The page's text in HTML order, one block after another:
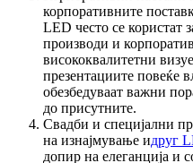
корпоративните
LED често се користат
производи и
висококвалитетни
презентациите повеќе
обезбедуваат важни
до присутните.
Свадби и специјални
на изнајмување идруг
допир на елеганција и